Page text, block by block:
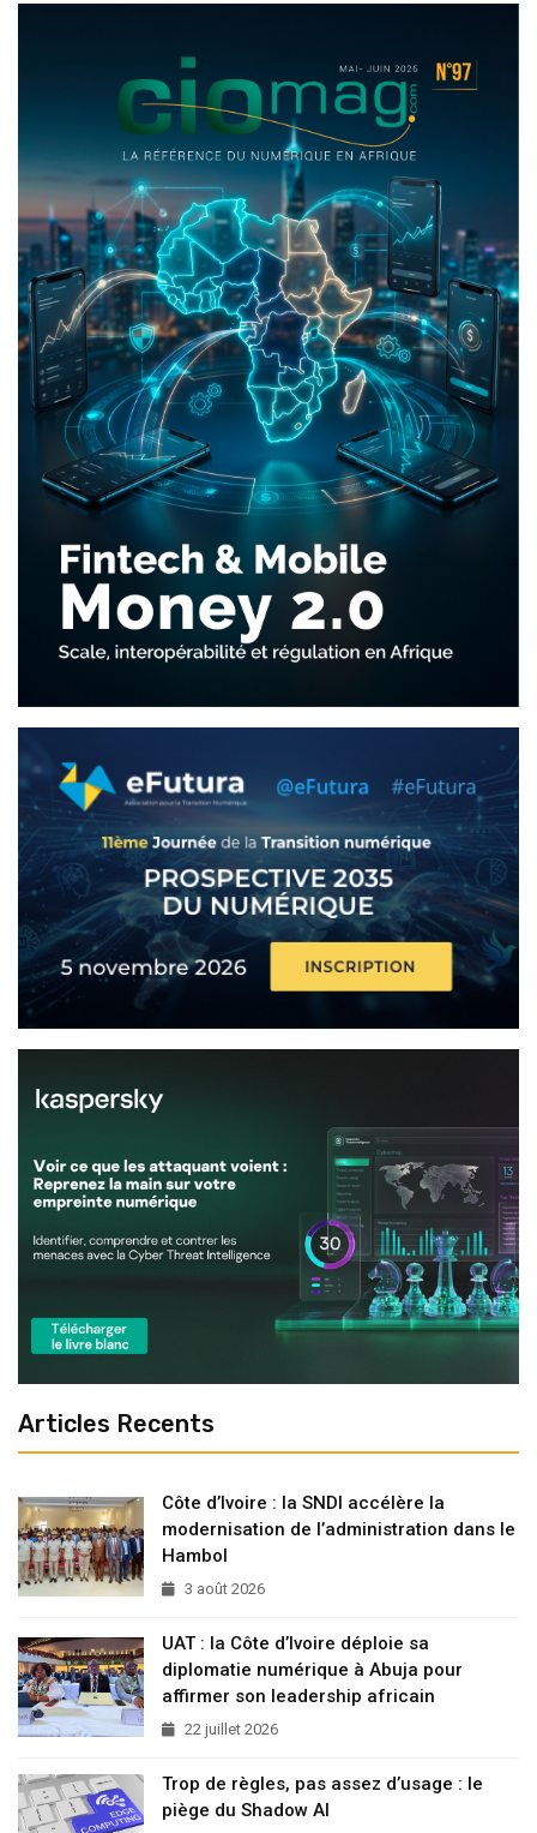
Articles Recents
Côte d’Ivoire : la SNDI accélère la
modernisation de l’administration dans le
Hambol
3 août 2026
UAT : la Côte d’Ivoire déploie sa
diplomatie numérique à Abuja pour
affirmer son leadership africain
22 juillet 2026
Trop de règles, pas assez d’usage : le
piège du Shadow AI